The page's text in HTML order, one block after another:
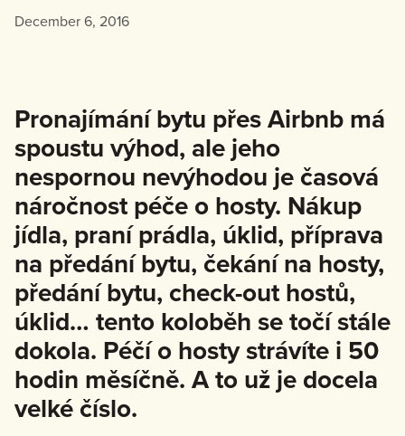
December 6, 2016
Pronajímání bytu přes Airbnb má
spoustu výhod, ale jeho
nespornou nevýhodou je časová
náročnost péče o hosty. Nákup
jídla, praní prádla, úklid, příprava
na předání bytu, čekání na hosty,
předání bytu, check-out hostů,
úklid… tento koloběh se točí stále
dokola. Péčí o hosty strávíte i 50
hodin měsíčně. A to už je docela
velké číslo.